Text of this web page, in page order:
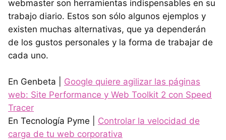
webmaster son herramientas indispensables en su
trabajo diario. Estos son sólo algunos ejemplos y
existen muchas alternativas, que ya dependerán
de los gustos personales y la forma de trabajar de
cada uno.
En Genbeta | Google quiere agilizar las páginas
web: Site Performance y Web Toolkit 2 con Speed
Tracer
En Tecnología Pyme | Controlar la velocidad de
carga de tu web corporativa